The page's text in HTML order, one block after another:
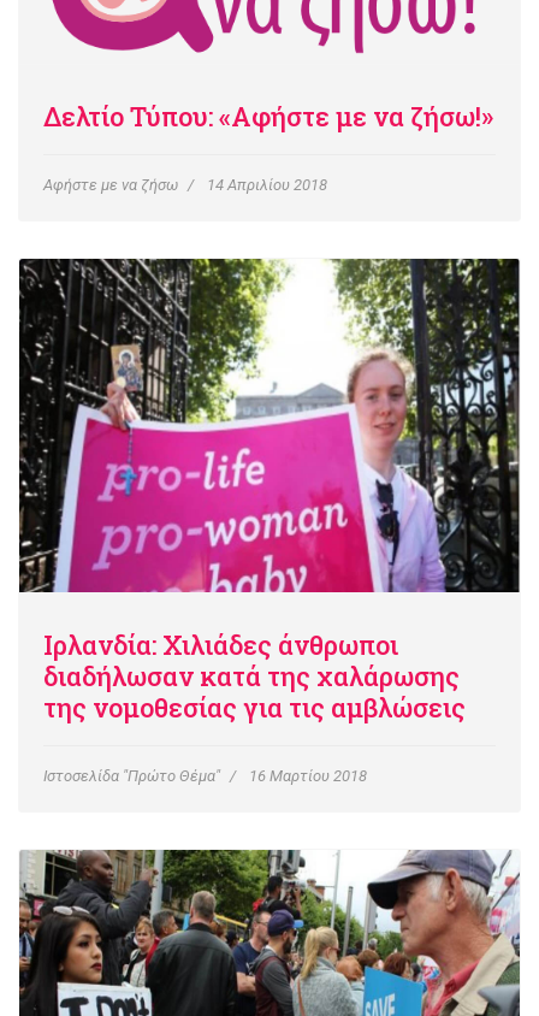
Δελτίο Τύπου: «Αφήστε με να ζήσω!»
Αφήστε με να ζήσω 14 Απριλίου 2018
Ιρλανδία: Χιλιάδες άνθρωποι
διαδήλωσαν κατά της χαλάρωσης
της νομοθεσίας για τις αμβλώσεις
Ιστοσελίδα "Πρώτο Θέμα" 16 Μαρτίου 2018